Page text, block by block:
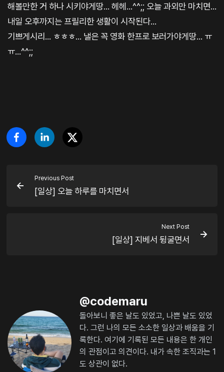
해볼만한 거 하나 시키야게땅... 헤헤...^^;; 오늘 과외만 마치면...
내일 오후까지는 프릴리한 생활이 시작된다...
기쁘게시리... ㅎㅎㅎ... 낼은 꼭 영화 한프로 보러가야게땅... ㅠ
ㅠ...^^;;
Previous Post
[일상] 오늘 하루를 마치면서
Next Post
[일상] 지베서 뒹굴면서
@codemaru
돌아보니 좋은 날도 있었고, 나쁜 날도 있었
다. 그런 나의 모든 소소한 일상과 배움을 기
록한다. 여기에 기록된 모든 내용은 한 개인
의 관점이고 의견이다. 내가 속한 조직과는 1
도 상관이 없다.